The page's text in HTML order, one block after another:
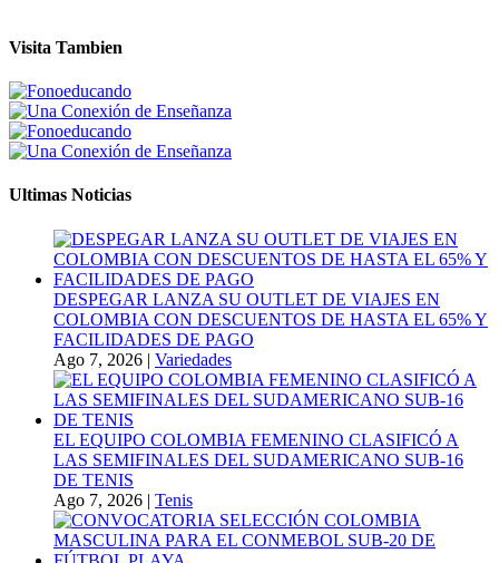
Visita Tambien
Ultimas Noticias
DESPEGAR LANZA SU OUTLET DE VIAJES EN
COLOMBIA CON DESCUENTOS DE HASTA EL 65% Y
FACILIDADES DE PAGO
Ago 7, 2026 | Variedades
EL EQUIPO COLOMBIA FEMENINO CLASIFICÓ A
LAS SEMIFINALES DEL SUDAMERICANO SUB-16
DE TENIS
Ago 7, 2026 | Tenis